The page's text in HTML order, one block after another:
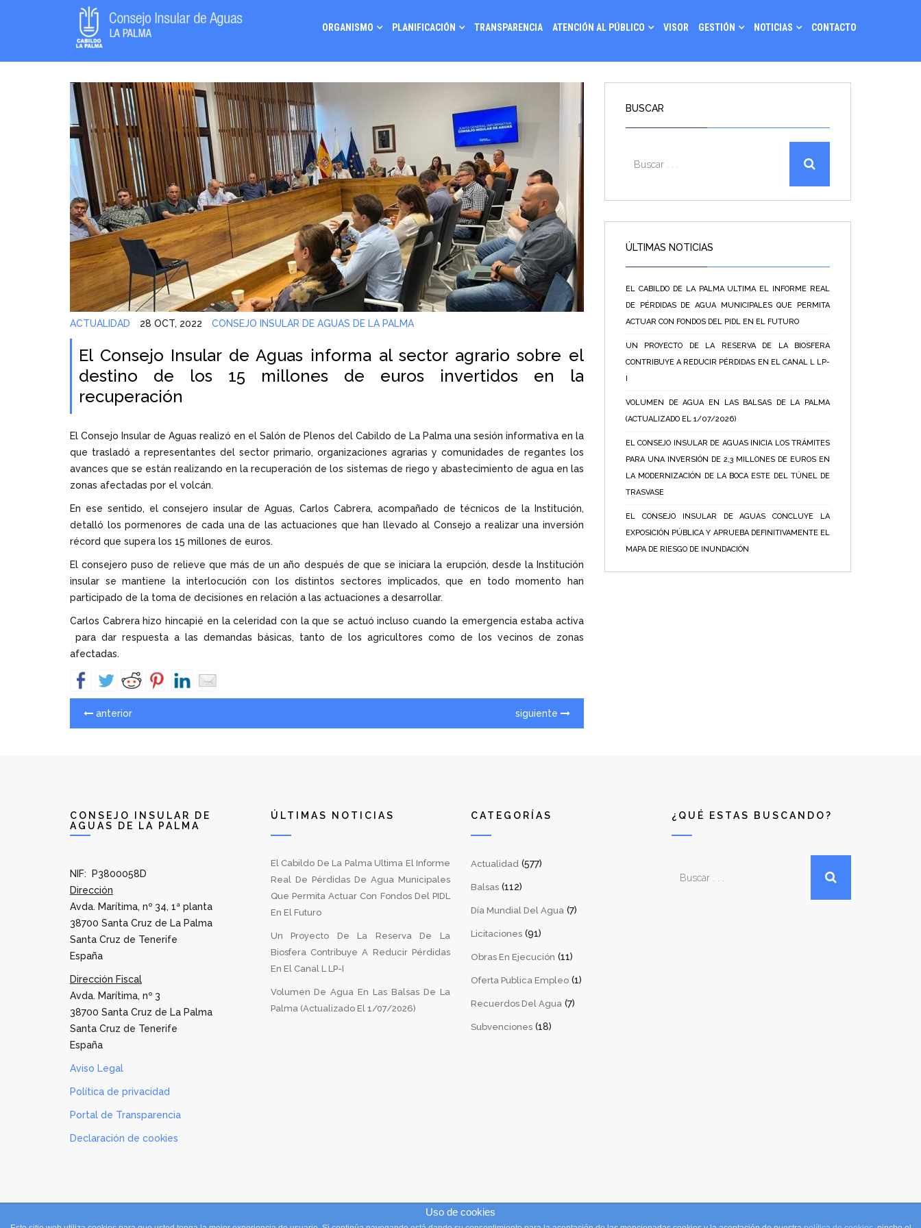
ORGANISMO PLANIFICACIÓN TRANSPARENCIA ATENCIÓN AL PÚBLICO VISOR GESTIÓN NOTICIAS CONTACTO
ACTUALIDAD 28 OCT, 2022 CONSEJO INSULAR DE AGUAS DE LA PALMA
El Consejo Insular de Aguas informa al sector agrario sobre el
destino de los 15 millones de euros invertidos en la
recuperación
El Consejo Insular de Aguas realizó en el Salón de Plenos del Cabildo de La Palma una sesión informativa en la
que trasladó a representantes del sector primario, organizaciones agrarias y comunidades de regantes los
avances que se están realizando en la recuperación de los sistemas de riego y abastecimiento de agua en las
zonas afectadas por el volcán.
En ese sentido, el consejero insular de Aguas, Carlos Cabrera, acompañado de técnicos de la Institución,
detalló los pormenores de cada una de las actuaciones que han llevado al Consejo a realizar una inversión
récord que supera los 15 millones de euros.
El consejero puso de relieve que más de un año después de que se iniciara la erupción, desde la Institución
insular se mantiene la interlocución con los distintos sectores implicados, que en todo momento han
participado de la toma de decisiones en relación a las actuaciones a desarrollar.
Carlos Cabrera hizo hincapié en la celeridad con la que se actuó incluso cuando la emergencia estaba activa
para dar respuesta a las demandas básicas, tanto de los agricultores como de los vecinos de zonas
afectadas.
anterior siguiente
BUSCAR
ÚLTIMAS NOTICIAS
EL CABILDO DE LA PALMA ULTIMA EL INFORME REAL
DE PÉRDIDAS DE AGUA MUNICIPALES QUE PERMITA
ACTUAR CON FONDOS DEL PIDL EN EL FUTURO
UN PROYECTO DE LA RESERVA DE LA BIOSFERA
CONTRIBUYE A REDUCIR PÉRDIDAS EN EL CANAL L LP-
I
VOLUMEN DE AGUA EN LAS BALSAS DE LA PALMA
(ACTUALIZADO EL 1/07/2026)
EL CONSEJO INSULAR DE AGUAS INICIA LOS TRÁMITES
PARA UNA INVERSIÓN DE 2,3 MILLONES DE EUROS EN
LA MODERNIZACIÓN DE LA BOCA ESTE DEL TÚNEL DE
TRASVASE
EL CONSEJO INSULAR DE AGUAS CONCLUYE LA
EXPOSICIÓN PÚBLICA Y APRUEBA DEFINITIVAMENTE EL
MAPA DE RIESGO DE INUNDACIÓN
CONSEJO INSULAR DE
AGUAS DE LA PALMA
NIF: P3800058D
Dirección
Avda. Marítima, nº 34, 1ª planta
38700 Santa Cruz de La Palma
Santa Cruz de Tenerife
España
Dirección Fiscal
Avda. Marítima, nº 3
38700 Santa Cruz de La Palma
Santa Cruz de Tenerife
España
Aviso Legal
Política de privacidad
Portal de Transparencia
Declaración de cookies
ÚLTIMAS NOTICIAS
El Cabildo De La Palma Ultima El Informe
Real De Pérdidas De Agua Municipales
Que Permita Actuar Con Fondos Del PIDL
En El Futuro
Un Proyecto De La Reserva De La
Biosfera Contribuye A Reducir Pérdidas
En El Canal L LP-I
Volumen De Agua En Las Balsas De La
Palma (Actualizado El 1/07/2026)
CATEGORÍAS
Actualidad (577)
Balsas (112)
Día Mundial Del Agua (7)
Licitaciones (91)
Obras En Ejecución (11)
Oferta Publica Empleo (1)
Recuerdos Del Agua (7)
Subvenciones (18)
¿QUÉ ESTAS BUSCANDO?
Uso de cookies